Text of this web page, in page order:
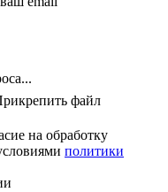
файл
на обработку
политики